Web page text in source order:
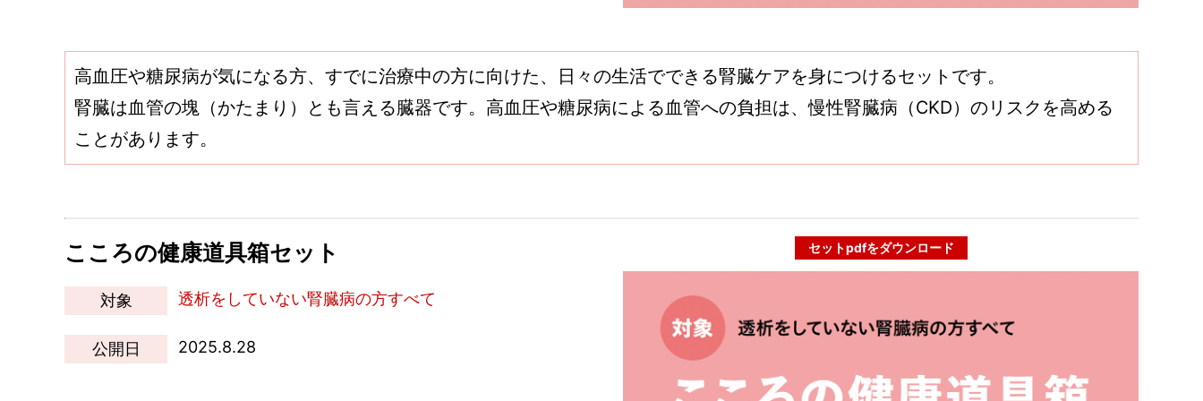
高血圧や糖尿病が気になる方、すでに治療中の方に向けた、日々の生活でできる腎臓ケアを身につけるセットです。
腎臓は血管の塊（かたまり）とも言える臓器です。高血圧や糖尿病による血管への負担は、慢性腎臓病（CKD）のリスクを高める
ことがあります。
こころの健康道具箱セット
対象 透析をしていない腎臓病の方すべて
公開日 2025.8.28
セットpdfをダウンロード